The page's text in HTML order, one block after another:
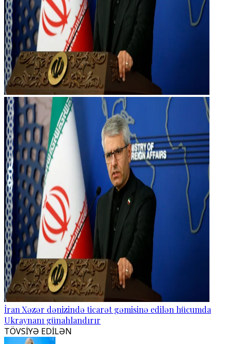
İran Xəzər dənizində ticarət gəmisinə edilən hücumda
Ukraynanı günahlandırır
TÖVSİYƏ EDİLƏN